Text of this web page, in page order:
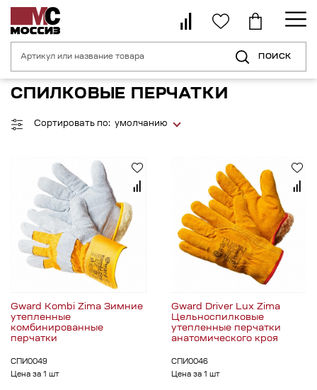
ПОИСК
Главная страница Средства индивидуальной защиты рук
СПИЛКОВЫЕ ПЕРЧАТКИ
Сортировать по: умолчанию
Gward Kombi Zima Зимние
утепленные
комбинированные
перчатки
СПИ0049
Цена за 1 шт
Gward Driver Lux Zima
Цельноспилковые
утепленные перчатки
анатомического кроя
СПИ0046
Цена за 1 шт